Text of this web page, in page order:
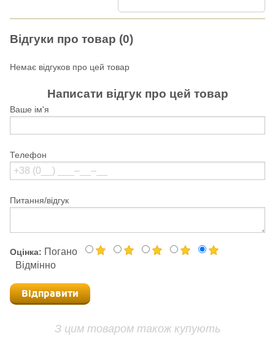
Відгуки про товар (0)
Немає відгуков про цей товар
Написати відгук про цей товар
Ваше ім'я
Телефон
Питання/відгук
Оцінка: Погано
Відмінно
Відправити
З цим товаром також купують